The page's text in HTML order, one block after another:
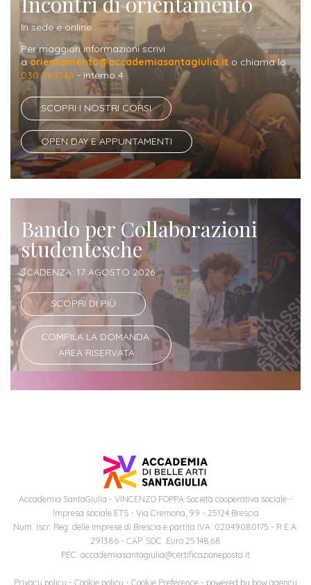
corsi
singoli
SERVIZI
Costi
iscrizione
triennio
Costi
iscrizione
biennio
Come
Iscriversi
Gli
step
per
Sbocchi
professionali
lavoro
In sede e online
Per maggiori informazioni scrivi
aorientamento@accademiasantagiulia.it o chiama lo
030 383368 - interno 4
SCOPRI I NOSTRI CORSI
OPEN DAY E APPUNTAMENTI
Bando per Collaborazioni
studentesche
SCADENZA: 17 AGOSTO 2026
SCOPRI DI PIÙ
COMPILA LA DOMANDA:
AREA RISERVATA
Accademia SantaGiulia - VINCENZO FOPPA Società cooperativa sociale -
Impresa sociale ETS - Via Cremona, 99 - 25124 Brescia
Num. Iscr. Reg. delle Imprese di Brescia e partita IVA: 02049080175 - R.E.A.
291386 - CAP. SOC. Euro 25.148,68
PEC: accademiasantagiulia@certificazioneposta.it
Privacy policy - Cookie policy - Cookie Preference - powered by bow agency